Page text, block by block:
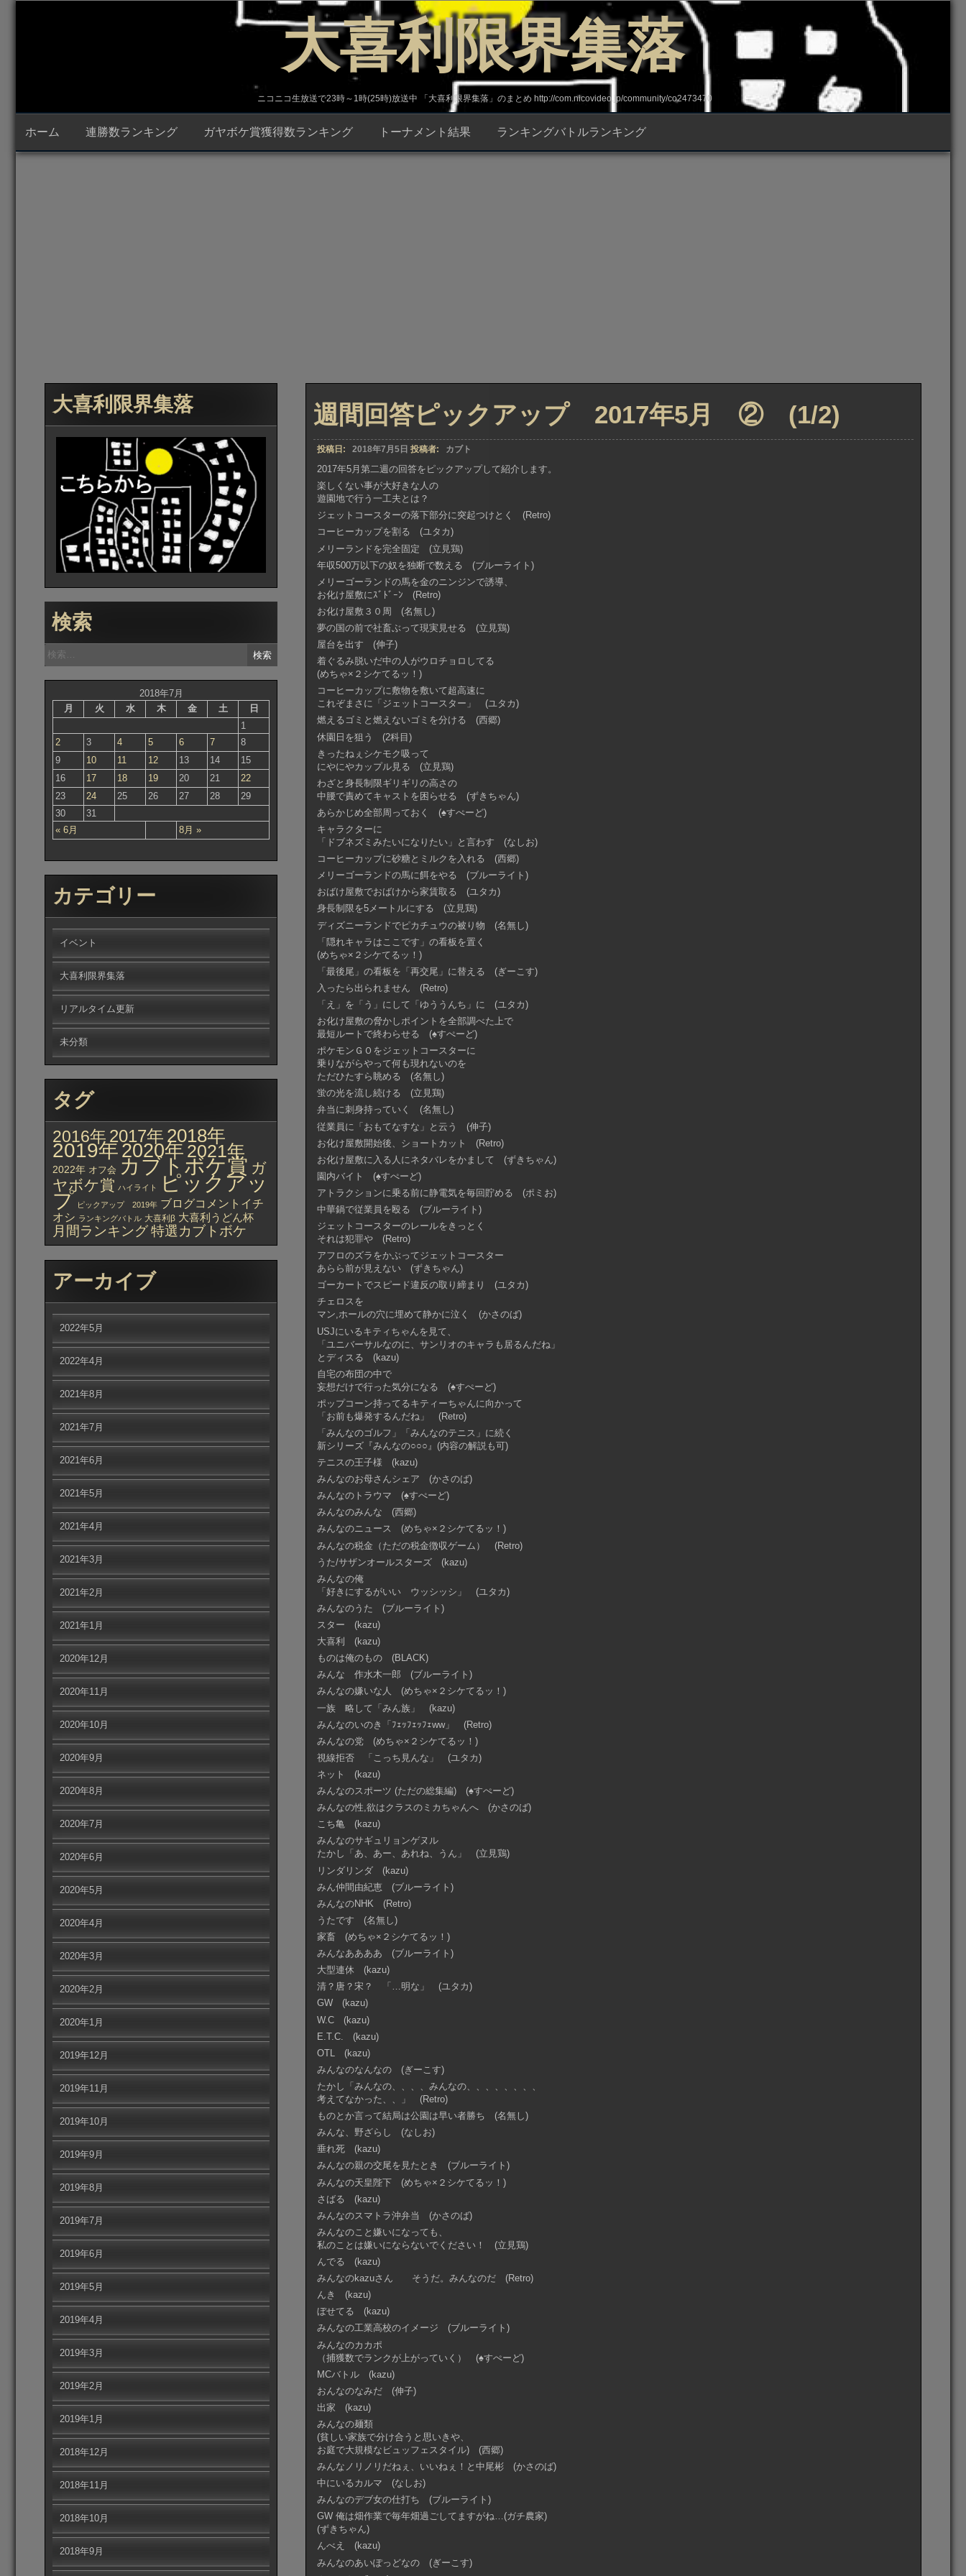
プ
大喜利限界集落
ニコニコ生放送で23時～1時(25時)放送中 「大喜利限界集落」のまとめ http://com.nicovideo.jp/community/co2473470
ホーム 連勝数ランキング ガヤボケ賞獲得数ランキング トーナメント結果 ランキングバトルランキング
週間回答ピックアップ 2017年5月 ② (1/2)
投稿日: 2018年7月5日 投稿者: カブト
2017年5月第二週の回答をピックアップして紹介します。
楽しくない事が大好きな人の
遊園地で行う一工夫とは？
ジェットコースターの落下部分に突起つけとく (Retro)
コーヒーカップを割る (ユタカ)
メリーランドを完全固定 (立見鶏)
年収500万以下の奴を独断で数える (ブルーライト)
メリーゴーランドの馬を金のニンジンで誘導、
お化け屋敷にｽﾞﾄﾞｰﾝ (Retro)
お化け屋敷３０周 (名無し)
夢の国の前で社畜ぶって現実見せる (立見鶏)
屋台を出す (伸子)
着ぐるみ脱いだ中の人がウロチョロしてる
(めちゃ×２シケてるッ！)
コーヒーカップに敷物を敷いて超高速に
これぞまさに「ジェットコースター」 (ユタカ)
燃えるゴミと燃えないゴミを分ける (西郷)
休園日を狙う (2科目)
きったねぇシケモク吸って
にやにやカップル見る (立見鶏)
わざと身長制限ギリギリの高さの
中腰で責めてキャストを困らせる (ずきちゃん)
あらかじめ全部周っておく (♠すぺーど)
キャラクターに
「ドブネズミみたいになりたい」と言わす (なしお)
コーヒーカップに砂糖とミルクを入れる (西郷)
メリーゴーランドの馬に餌をやる (ブルーライト)
おばけ屋敷でおばけから家賃取る (ユタカ)
身長制限を5メートルにする (立見鶏)
ディズニーランドでピカチュウの被り物 (名無し)
「隠れキャラはここです」の看板を置く
(めちゃ×２シケてるッ！)
「最後尾」の看板を「再交尾」に替える (ぎーこす)
入ったら出られません (Retro)
「え」を「う」にして「ゆううんち」に (ユタカ)
お化け屋敷の脅かしポイントを全部調べた上で
最短ルートで終わらせる (♠すぺーど)
ポケモンＧＯをジェットコースターに
乗りながらやって何も現れないのを
ただひたすら眺める (名無し)
蛍の光を流し続ける (立見鶏)
弁当に刺身持っていく (名無し)
従業員に「おもてなすな」と云う (伸子)
お化け屋敷開始後、ショートカット (Retro)
お化け屋敷に入る人にネタバレをかまして (ずきちゃん)
園内バイト (♠すぺーど)
アトラクションに乗る前に静電気を毎回貯める (ポミお)
中華鍋で従業員を殴る (ブルーライト)
ジェットコースターのレールをきっとく
それは犯罪や (Retro)
アフロのズラをかぶってジェットコースター
あらら前が見えない (ずきちゃん)
ゴーカートでスピード違反の取り締まり (ユタカ)
チェロスを
マン,ホールの穴に埋めて静かに泣く (かさのば)
USJにいるキティちゃんを見て、
「ユニバーサルなのに、サンリオのキャラも居るんだね」
とディスる (kazu)
自宅の布団の中で
妄想だけで行った気分になる (♠すぺーど)
ポップコーン持ってるキティーちゃんに向かって
「お前も爆発するんだね」 (Retro)
「みんなのゴルフ」「みんなのテニス」に続く
新シリーズ『みんなの○○○』(内容の解説も可)
テニスの王子様 (kazu)
みんなのお母さんシェア (かさのば)
みんなのトラウマ (♠すぺーど)
みんなのみんな (西郷)
みんなのニュース (めちゃ×２シケてるッ！)
みんなの税金（ただの税金徴収ゲーム） (Retro)
うた/サザンオールスターズ (kazu)
みんなの俺
「好きにするがいい ウッシッシ」 (ユタカ)
みんなのうた (ブルーライト)
スター (kazu)
大喜利 (kazu)
ものは俺のもの (BLACK)
みんな 作水木一郎 (ブルーライト)
みんなの嫌いな人 (めちゃ×２シケてるッ！)
一族 略して「みん族」 (kazu)
みんなのいのき「ﾌｪｯﾌｪｯﾌｪww」 (Retro)
みんなの党 (めちゃ×２シケてるッ！)
視線拒否 「こっち見んな」 (ユタカ)
ネット (kazu)
みんなのスポーツ (ただの総集編) (♠すぺーど)
みんなの性,欲はクラスのミカちゃんへ (かさのば)
こち亀 (kazu)
みんなのサギュリョンゲヌル
たかし「あ、あー、あれね、うん」 (立見鶏)
リンダリンダ (kazu)
みん仲間由紀恵 (ブルーライト)
みんなのNHK (Retro)
うたです (名無し)
家畜 (めちゃ×２シケてるッ！)
みんなああああ (ブルーライト)
大型連休 (kazu)
清？唐？宋？ 「…明な」 (ユタカ)
GW (kazu)
W.C (kazu)
E.T.C. (kazu)
OTL (kazu)
みんなのなんなの (ぎーこす)
たかし「みんなの、、、、みんなの、、、、、、、、
考えてなかった、、」 (Retro)
ものとか言って結局は公園は早い者勝ち (名無し)
みんな、野ざらし (なしお)
垂れ死 (kazu)
みんなの親の交尾を見たとき (ブルーライト)
みんなの天皇陛下 (めちゃ×２シケてるッ！)
さばる (kazu)
みんなのスマトラ沖弁当 (かさのば)
みんなのこと嫌いになっても、
私のことは嫌いにならないでください！ (立見鶏)
んでる (kazu)
みんなのkazuさん そうだ。みんなのだ (Retro)
んき (kazu)
ぼせてる (kazu)
みんなの工業高校のイメージ (ブルーライト)
みんなのカカポ
（捕獲数でランクが上がっていく） (♠すぺーど)
MCバトル (kazu)
おんなのなみだ (伸子)
出家 (kazu)
みんなの麺類
(貧しい家族で分け合うと思いきや、
お庭で大規模なビュッフェスタイル) (西郷)
みんなノリノリだねぇ、いいねぇ！と中尾彬 (かさのば)
中にいるカルマ (なしお)
みんなのデブ女の仕打ち (ブルーライト)
GW 俺は畑作業で毎年畑過ごしてますがね…(ガチ農家)
(ずきちゃん)
んべえ (kazu)
みんなのあいぽっどなの (ぎーこす)
大喜利限界集落
検索
検
索:
2018年7月
月
火 水 木 金 土 日
« 6月 8月 »
1
2
3 4 5 6 7
8
9
10 11 12 13 14
15
16
17 18 19 20 21
22
23
24 25 26 27 28
29
30
31
カテゴリー
イベント
大喜利限界集落
リアルタイム更新
未分類
タグ
2016年 2017年 2018年
2019年2020年 2021年
2022年 オフ会 カブトボケ賞 ガ
ヤボケ賞 ハイライト ピックアッ
プ ピックアップ 2019年 ブログコメントイチ
オシ ランキングバトル 大喜利β 大喜利うどん杯
月間ランキング特選カブトボケ
アーカイブ
2022年5月
2022年4月
2021年8月
2021年7月
2021年6月
2021年5月
2021年4月
2021年3月
2021年2月
2021年1月
2020年12月
2020年11月
2020年10月
2020年9月
2020年8月
2020年7月
2020年6月
2020年5月
2020年4月
2020年3月
2020年2月
2020年1月
2019年12月
2019年11月
2019年10月
2019年9月
2019年8月
2019年7月
2019年6月
2019年5月
2019年4月
2019年3月
2019年2月
2019年1月
2018年12月
2018年11月
2018年10月
2018年9月